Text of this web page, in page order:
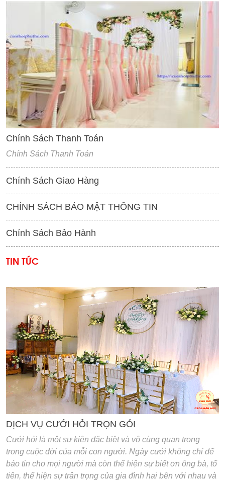
'
Chính Sách Thanh Toán
Chính Sách Thanh Toán
Chính Sách Giao Hàng
CHÍNH SÁCH BẢO MẬT THÔNG TIN
Chính Sách Bảo Hành
TIN TỨC
'
DỊCH VỤ CƯỚI HỎI TRỌN GÓI
Cưới hỏi là một sư kiện đặc biệt và vô cùng quan trọng
trong cuộc đời của mỗi con người. Ngày cưới không chỉ để
báo tin cho mọi người mà còn thể hiện sự biết ơn ông bà, tổ
tiên, thể hiện sự trân trọng của gia đình hai bên với nhau và